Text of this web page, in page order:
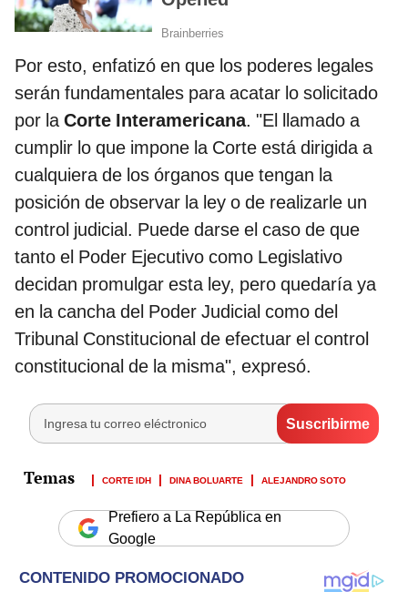
Por esto, enfatizó en que los poderes legales
serán fundamentales para acatar lo solicitado
por laCorte Interamericana. "El llamado a
cumplir lo que impone la Corte está dirigida a
cualquiera de los órganos que tengan la
posición de observar la ley o de realizarle un
control judicial. Puede darse el caso de que
tanto el Poder Ejecutivo como Legislativo
decidan promulgar esta ley, pero quedaría ya
en la cancha del Poder Judicial como del
Tribunal Constitucional de efectuar el control
constitucional de la misma", expresó.
CORTE IDH DINA BOLUARTE ALEJANDRO SOTO
Prefiero a La República en
Google